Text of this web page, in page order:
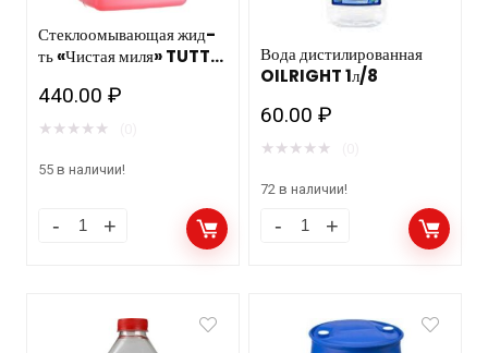
Стеклоомывающая жид-
ть «Чистая миля» TUTTI
3,78кг/4шт
440.00₽
★ ★ ★ ★ ★
55 в наличии!
Вода дистилированная
OILRIGHT 1л/8
60.00₽
★ ★ ★ ★ ★
72 в наличии!